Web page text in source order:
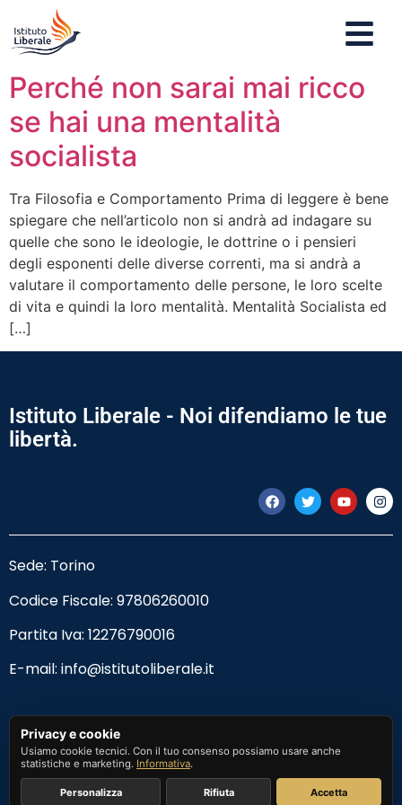
Perché non sarai mai ricco
se hai una mentalità
socialista
Tra Filosofia e Comportamento Prima di leggere è bene
spiegare che nell’articolo non si andrà ad indagare su
quelle che sono le ideologie, le dottrine o i pensieri
degli esponenti delle diverse correnti, ma si andrà a
valutare il comportamento delle persone, le loro scelte
di vita e quindi la loro mentalità. Mentalità Socialista ed
[…]
Istituto Liberale - Noi difendiamo le tue
libertà.
Sede: Torino
Codice Fiscale: 97806260010
Partita Iva: 12276790016
E-mail: info@istitutoliberale.it
Privacy Policy
Privacy e cookie
Usiamo cookie tecnici. Con il tuo consenso possiamo usare anche
statistiche e marketing. Informativa.
Personalizza Rifiuta Accetta